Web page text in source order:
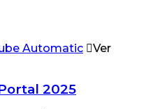
Ver
2025